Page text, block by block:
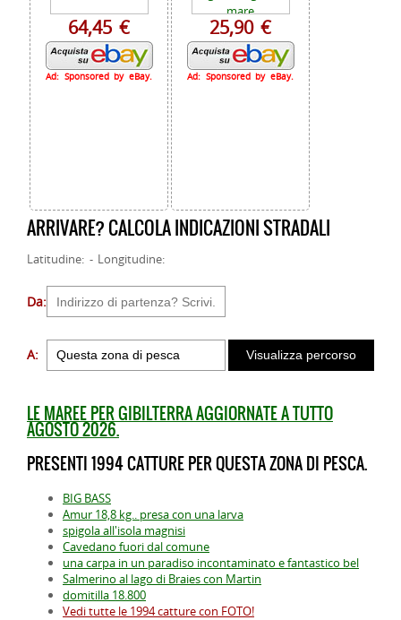
64,45 €
Ad: Sponsored by eBay.
25,90 €
Ad: Sponsored by eBay.
ARRIVARE? CALCOLA INDICAZIONI STRADALI
Latitudine: - Longitudine:
Da:
A:
LE MAREE PER GIBILTERRA AGGIORNATE A TUTTO
AGOSTO 2026.
PRESENTI 1994 CATTURE PER QUESTA ZONA DI PESCA.
BIG BASS
Amur 18,8 kg.. presa con una larva
spigola all'isola magnisi
Cavedano fuori dal comune
una carpa in un paradiso incontaminato e fantastico bel
Salmerino al lago di Braies con Martin
domitilla 18.800
Vedi tutte le 1994 catture con FOTO!